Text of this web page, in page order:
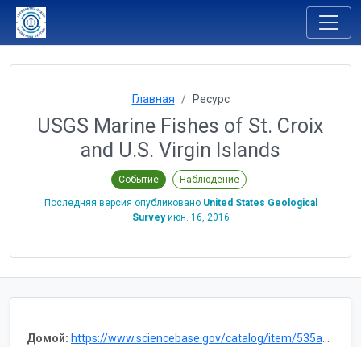
Главная Ресурс
USGS Marine Fishes of St. Croix
and U.S. Virgin Islands
Событие Наблюдение
Последняя версия опубликовано United States Geological
Survey июн. 16, 2016
Домой: https://www.sciencebase.gov/catalog/item/535a5e37e4b0d08644962764